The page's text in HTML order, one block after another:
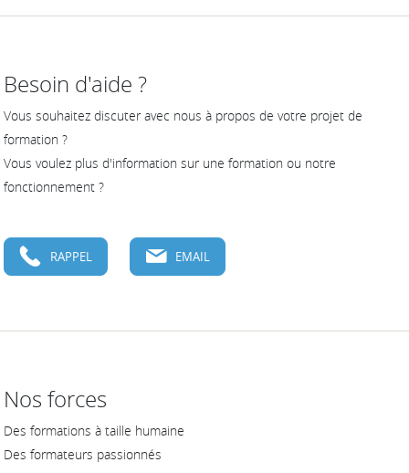
Besoin d'aide ?
Vous souhaitez discuter avec nous à propos de votre projet de
formation ?
Vous voulez plus d'information sur une formation ou notre
fonctionnement ?
RAPPEL EMAIL
Nos forces
Des formations à taille humaine
Des formateurs passionnés